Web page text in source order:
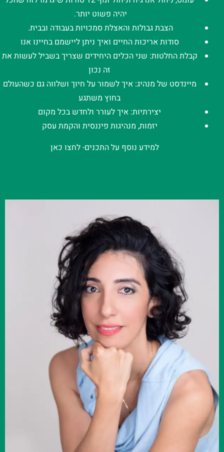
יהיה פשוט יותר.
הצבת גבולות והאצלת סמכויות בעבודה ובבית.
סודות אריכות החיים ואיך ניתן ליישמם בחיינו אנו
קבלת החלטות: שני הכלים היחידים שצריך בשביל לעשות את
זה נכון
מיינדסט של מנהיג: איך לשמור על חיוך ושלווה גם כשהעולם
בחוץ משתגע
יצירתיות: איך לעורר ולחדש בכל מקום
יזמות, מנהיגות פיננסית והקמת עסק
למידע נוסף על התכנים- לחצו כאן